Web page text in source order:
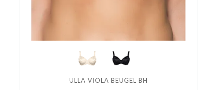
ULLA VIOLA BEUGEL BH